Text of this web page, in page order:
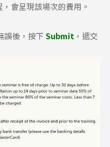
會呈現該場次的費用。
誤後，按下Submit ，遞交